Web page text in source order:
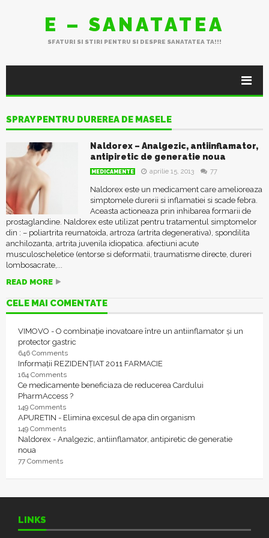
E – SANATATEA
SFATURI SI STIRI PENTRU SI DESPRE SANATATEA TA!!!
SPRAY PENTRU DUREREA DE MASELE
Naldorex – Analgezic, antiinflamator,
antipiretic de generatie noua
MEDICAMENTE aprilie 15, 2013 77
Naldorex este un medicament care amelioreaza
simptomele durerii si inflamatiei si scade febra.
Aceasta actioneaza prin inhibarea formarii de
prostaglandine. Naldorex este utilizat pentru tratamentul simptomelor
din : – poliartrita reumatoida, artroza (artrita degenerativa), spondilita
anchilozanta, artrita juvenila idiopatica. afectiuni acute
musculoscheletice (entorse si deformatii, traumatisme directe, dureri
lombosacrate,...
READ MORE
CELE MAI COMENTATE
VIMOVO - O combinație inovatoare între un antiinflamator și un
protector gastric
646 Comments
Informații REZIDENȚIAT 2011 FARMACIE
164 Comments
Ce medicamente beneficiaza de reducerea Cardului
PharmAccess ?
149 Comments
APURETIN - Elimina excesul de apa din organism
149 Comments
Naldorex - Analgezic, antiinflamator, antipiretic de generatie
noua
77 Comments
LINKS